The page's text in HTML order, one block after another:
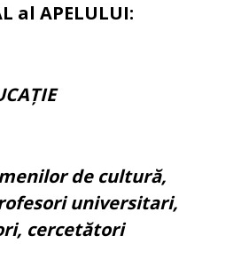
al APELULUI:
de cultură,
universitari,
cercetători